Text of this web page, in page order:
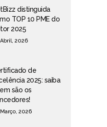
distinguida
TOP 10 PME do
2025
2026
de
2025: saiba
são os
2026